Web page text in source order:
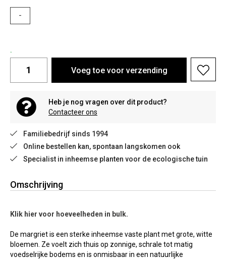
-
.
Voeg toe voor verzending
Heb je nog vragen over dit product?
Contacteer ons
Familiebedrijf sinds 1994
Online bestellen kan, spontaan langskomen ook
Specialist in inheemse planten voor de ecologische tuin
Omschrijving
Klik hier voor hoeveelheden in bulk.
De margriet is een sterke inheemse vaste plant met grote, witte
bloemen. Ze voelt zich thuis op zonnige, schrale tot matig
voedselrijke bodems en is onmisbaar in een natuurlijke